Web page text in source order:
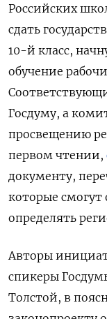
Российских
сдать
10-й класс,
обучение
Госдуму, а
просвещению
первом чтении,
документу,
которые смогут
определять
Авторы
спикеры
Толстой, в